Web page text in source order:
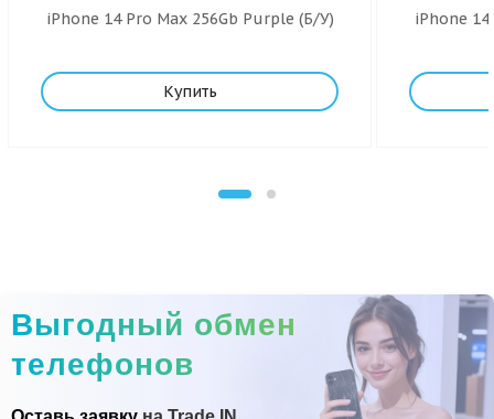
iPhone 14 Pro Max 256Gb Purple (Б/У)
Купить
iPhone
Выгодный обмен
телефонов